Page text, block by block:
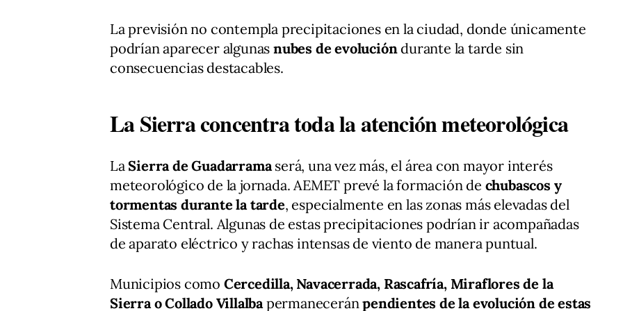
La previsión no contempla precipitaciones en la ciudad, donde únicamente
podrían aparecer algunasnubes de evolucióndurante la tarde sin
consecuencias destacables.
La Sierra concentra toda la atención meteorológica
LaSierra de Guadarramaserá, una vez más, el área con mayor interés
meteorológico de la jornada. AEMET prevé la formación de chubascos y
tormentas durante la tarde, especialmente en las zonas más elevadas del
Sistema Central. Algunas de estas precipitaciones podrían ir acompañadas
de aparato eléctrico y rachas intensas de viento de manera puntual.
Municipios como Cercedilla, Navacerrada, Rascafría, Miraflores de la
Sierra o Collado Villalbapermaneceránpendientes de la evolución de estas